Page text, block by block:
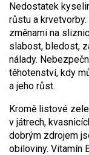
Nedostatek
růstu a
změnami na
slabost, bledost,
nálady.
těhotenství, kdy
a jeho růst.
Kromě listové
v játrech,
dobrým zdrojem
obiloviny. Vitamín